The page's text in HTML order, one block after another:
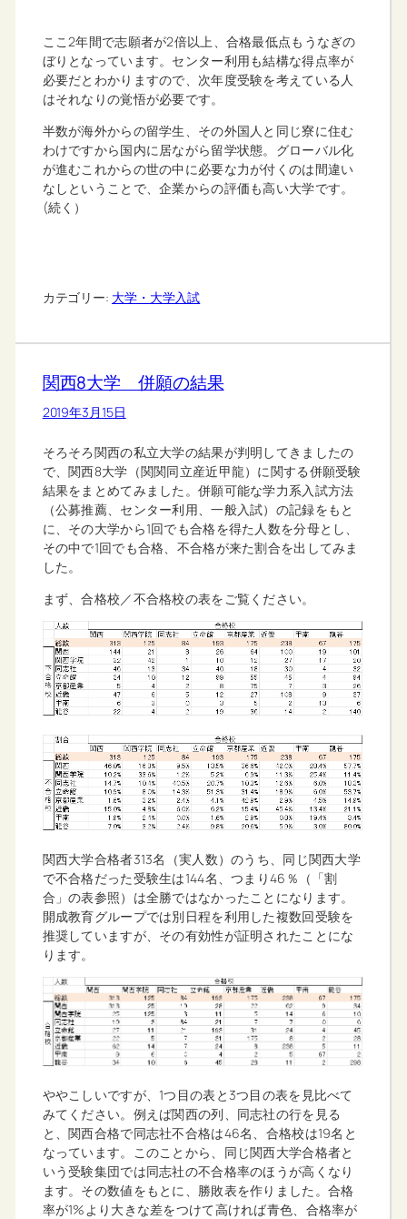
ここ2年間で志願者が2倍以上、合格最低点もうなぎの
ぼりとなっています。センター利用も結構な得点率が
必要だとわかりますので、次年度受験を考えている人
はそれなりの覚悟が必要です。
半数が海外からの留学生、その外国人と同じ寮に住む
わけですから国内に居ながら留学状態。グローバル化
が進むこれからの世の中に必要な力が付くのは間違い
なしということで、企業からの評価も高い大学です。
(続く）
カテゴリー: 大学・大学入試
関西8大学 併願の結果
2019年3月15日
そろそろ関西の私立大学の結果が判明してきましたの
で、関西8大学（関関同立産近甲龍）に関する併願受験
結果をまとめてみました。併願可能な学力系入試方法
（公募推薦、センター利用、一般入試）の記録をもと
に、その大学から1回でも合格を得た人数を分母とし、
その中で1回でも合格、不合格が来た割合を出してみま
した。
まず、合格校／不合格校の表をご覧ください。
関西大学合格者313名（実人数）のうち、同じ関西大学
で不合格だった受験生は144名、つまり46％（「割
合」の表参照）は全勝ではなかったことになります。
開成教育グループでは別日程を利用した複数回受験を
推奨していますが、その有効性が証明されたことにな
ります。
ややこしいですが、1つ目の表と3つ目の表を見比べて
みてください。例えば関西の列、同志社の行を見る
と、関西合格で同志社不合格は46名、合格校は19名と
なっています。このことから、同じ関西大学合格者と
いう受験集団では同志社の不合格率のほうが高くなり
ます。その数値をもとに、勝敗表を作りました。合格
率が1%より大きな差をつけて高ければ青色、合格率が